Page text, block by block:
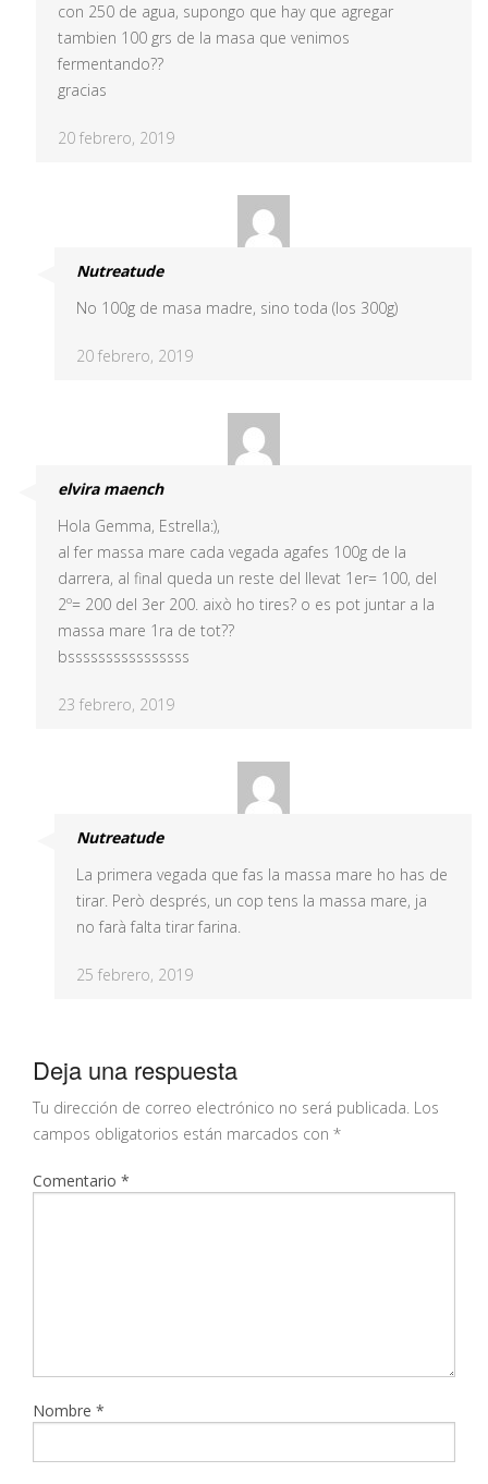
con 250 de agua, supongo que hay que agregar
tambien 100 grs de la masa que venimos
fermentando??
gracias
20 febrero, 2019
Nutreatude
No 100g de masa madre, sino toda (los 300g)
20 febrero, 2019
elvira maench
Hola Gemma, Estrella:),
al fer massa mare cada vegada agafes 100g de la
darrera, al final queda un reste del llevat 1er= 100, del
2º= 200 del 3er 200. això ho tires? o es pot juntar a la
massa mare 1ra de tot??
bssssssssssssssss
23 febrero, 2019
Nutreatude
La primera vegada que fas la massa mare ho has de
tirar. Però després, un cop tens la massa mare, ja
no farà falta tirar farina.
25 febrero, 2019
Deja una respuesta
Tu dirección de correo electrónico no será publicada. Los
campos obligatorios están marcados con *
Comentario *
Nombre *